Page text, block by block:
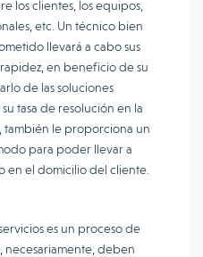
los clientes, los equipos,
etc. Un técnico bien
llevará a cabo sus
en beneficio de su
de las soluciones
tasa de resolución en la
también le proporciona un
para poder llevar a
en el domicilio del cliente.
es un proceso de
necesariamente, deben